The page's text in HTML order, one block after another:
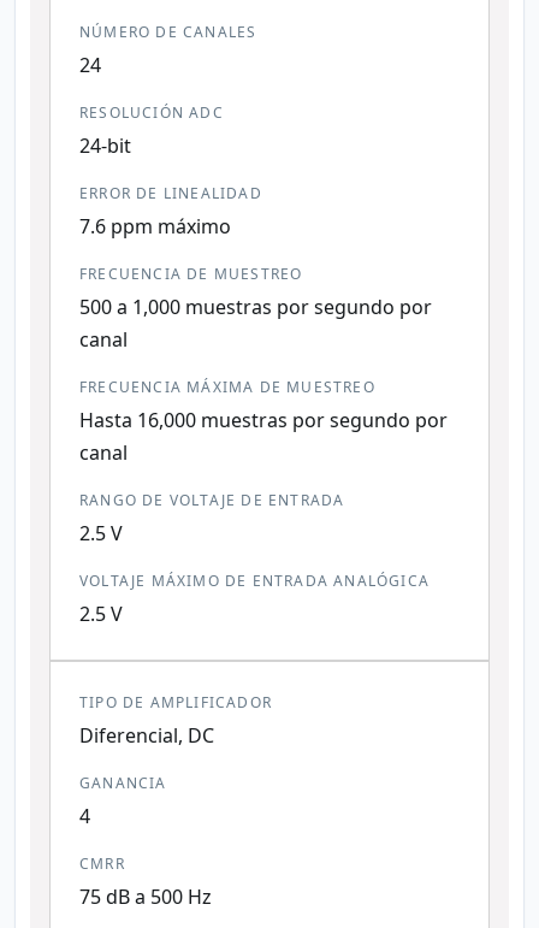
NÚMERO DE CANALES
24
RESOLUCIÓN ADC
24-bit
ERROR DE LINEALIDAD
7.6 ppm máximo
FRECUENCIA DE MUESTREO
500 a 1,000 muestras por segundo por
canal
FRECUENCIA MÁXIMA DE MUESTREO
Hasta 16,000 muestras por segundo por
canal
RANGO DE VOLTAJE DE ENTRADA
2.5 V
VOLTAJE MÁXIMO DE ENTRADA ANALÓGICA
2.5 V
TIPO DE AMPLIFICADOR
Diferencial, DC
GANANCIA
4
CMRR
75 dB a 500 Hz